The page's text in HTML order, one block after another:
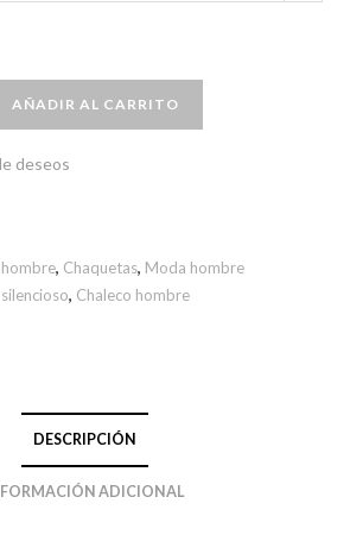
AÑADIR AL CARRITO
deseos
hombre, Chaquetas, Moda hombre
, Chaleco hombre
DESCRIPCIÓN
ADICIONAL